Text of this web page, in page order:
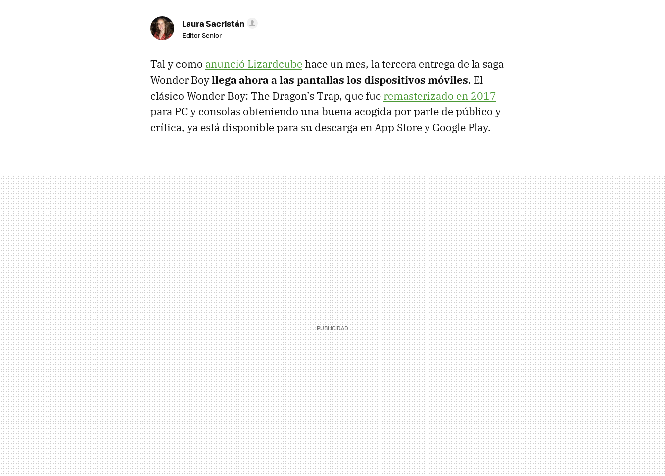
Laura Sacristán
Editor Senior
Tal y como anunció Lizardcubehace un mes, la tercera entrega de la saga
Wonder Boyllega ahora a las pantallas los dispositivos móviles. El
clásico Wonder Boy: The Dragon’s Trap, que fue remasterizado en 2017
para PC y consolas obteniendo una buena acogida por parte de público y
crítica, ya está disponible para su descarga en App Store y Google Play.